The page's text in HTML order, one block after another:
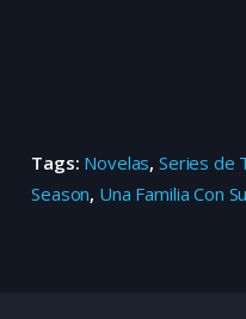
Tags: Novelas, Series de
Season, Una Familia Con